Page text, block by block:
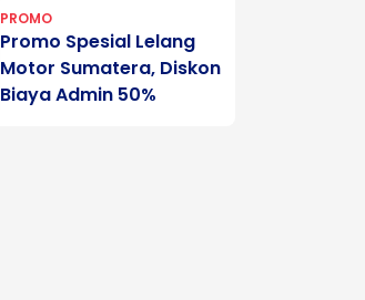
PROMO
Promo Spesial Lelang
Motor Sumatera, Diskon
Biaya Admin 50%